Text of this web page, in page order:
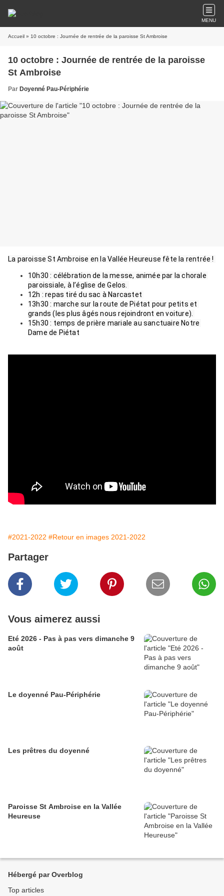
MENU
Accueil » 10 octobre : Journée de rentrée de la paroisse St Ambroise
10 octobre : Journée de rentrée de la paroisse
St Ambroise
Par Doyenné Pau-Périphérie
La paroisse St Ambroise en la Vallée Heureuse fête la rentrée !
10h30 : célébration de la messe, animée par la chorale
paroissiale, à l’église de Gelos.
12h : repas tiré du sac à Narcastet
13h30 : marche sur la route de Piétat pour petits et
grands (les plus âgés nous rejoindront en voiture).
15h30 : temps de prière mariale au sanctuaire Notre
Dame de Piétat
#2021-2022 #Retour en images 2021-2022
Partager
Vous aimerez aussi
Eté 2026 - Pas à pas vers dimanche 9
août
Le doyenné Pau-Périphérie
Les prêtres du doyenné
Paroisse St Ambroise en la Vallée
Heureuse
Hébergé par Overblog
Top articles